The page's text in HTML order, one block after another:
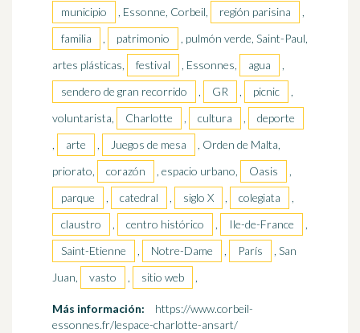
municipio
, Essonne, Corbeil, región parisina
,
familia
, patrimonio
, pulmón verde, Saint-Paul,
artes plásticas,
festival , Essonnes, agua
,
sendero de gran recorrido
, GR , picnic
,
voluntarista,
Charlotte , cultura ,
deporte
,
arte , Juegos de mesa
, Orden de Malta,
priorato,
corazón , espacio urbano, Oasis
,
parque
, catedral , siglo X , colegiata
,
claustro
, centro histórico , Ile-de-France
,
Saint-Etienne
, Notre-Dame , París
, San
Juan,
vasto , sitio web ,
Más información:
https://www.corbeil-
essonnes.fr/lespace-charlotte-ansart/